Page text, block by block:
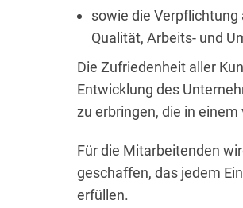
sowie die
Qualität, Arbeits- und
Die Zufriedenheit aller
Entwicklung des
zu erbringen, die in
Für die Mitarbeitenden
geschaffen, das jedem
erfüllen.